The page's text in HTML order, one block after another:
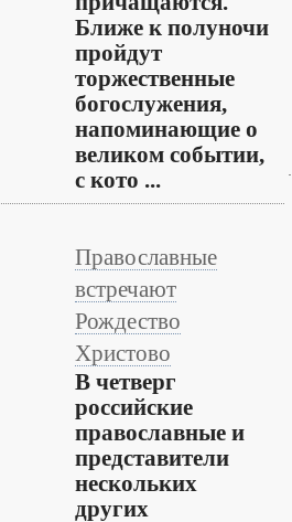
Ближе к полуночи
пройдут
торжественные
богослужения,
напоминающие о
великом событии,
с кото ...
Православные
встречают
Рождество
Христово
В четверг
российские
православные и
представители
нескольких
других